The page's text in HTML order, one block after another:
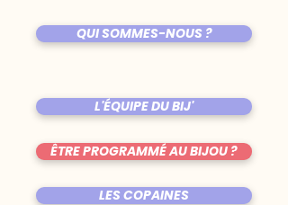
QUI SOMMES-NOUS ?
L'ÉQUIPE DU BIJ'
ÊTRE PROGRAMMÉ AU BIJOU ?
LES COPAINES